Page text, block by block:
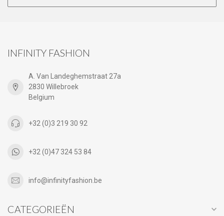
INFINITY FASHION
A. Van Landeghemstraat 27a
2830 Willebroek
Belgium
+32 (0)3 219 30 92
+32 (0)47 324 53 84
info@infinityfashion.be
CATEGORIEËN